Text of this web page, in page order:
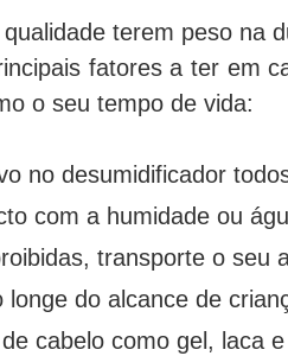
terem peso na
fatores a ter em
o seu tempo de vida:
no desumidificador
com a humidade ou
transporte o seu
do alcance de
cabelo como gel, laca